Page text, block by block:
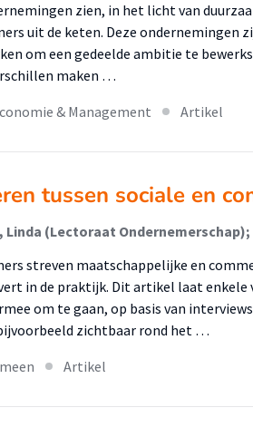
zien, in het licht van
uit de keten. Deze ondernemingen
om een gedeelde ambitie te
maken …
& Management Artikel
tussen sociale en
streven maatschappelijke en
in de praktijk. Dit artikel laat enkele
om te gaan, op basis van
zichtbaar rond het …
Artikel